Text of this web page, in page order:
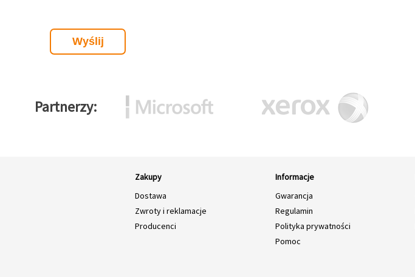
Partnerzy
Zakupy
Dostawa
Zwroty i reklamacje
Producenci
Informacje
Gwarancja
Regulamin
Polityka prywatności
Pomoc